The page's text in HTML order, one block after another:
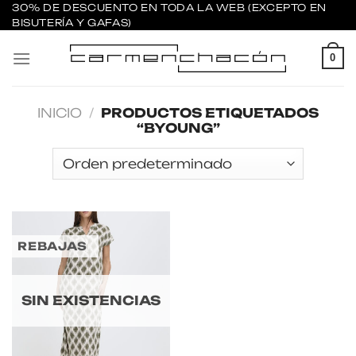
Saltar
al
contenido
30% DE DESCUENTO EN TODA LA WEB (EXCEPTO EN
BISUTERÍA Y GAFAS)
0
INICIO / PRODUCTOS ETIQUETADOS
“BYOUNG”
REBAJAS
SIN EXISTENCIAS